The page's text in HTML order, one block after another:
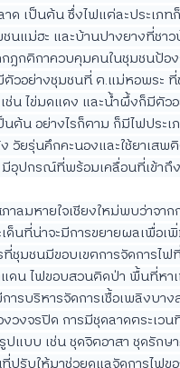
ด เป็นต้น ซึ่งไฟแต่ละประเภ
นแม่ฮะ และบ้านปางยางที่ชา
ฎกติกาควบคุมคนในชุมชนป้อ
วอย่างชุมชนที่ ต.แม่หอพระ ที่
ช่น ไข่มดแดง และน้ำผึ้งก็มีตัว
ต้น อย่างไรก็ตาม ก็มีไฟประเ
วัยรุ่นคึกคะนองและใช้ยาเสพ
อุปกรณ์ที่พร้อมเคลื่อนที่เข้าถึ
มหายใจเชียงใหม่พบว่าจาก
นที่น่าจะมีการขยายผลเพื่อเ
ชุมชนมีขอบเขตการจัดการไฟ
แดน ไฟขอบสวนติดป่า พื้นที่หา
รบริหารจัดการเชื้อเพลิงบาง
งจรปิด การมีชุดลาดตระเวน
แบบ เช่น ชุดจิตอาสา ชุดรักษ
รับให้มาช่วยดูแลจัดการไฟข